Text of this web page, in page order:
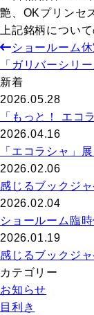
艶、OKプリンセ
上記銘柄につい
ショールーム休
「ガリバーシリ
新着
2026.05.28
「もっと！ エコ
2026.04.16
「エコラシャ」
2026.02.06
感じるブックジ
2026.02.04
ショールーム臨時
2026.01.19
感じるブックジャ
カテゴリー
お知らせ
目利き